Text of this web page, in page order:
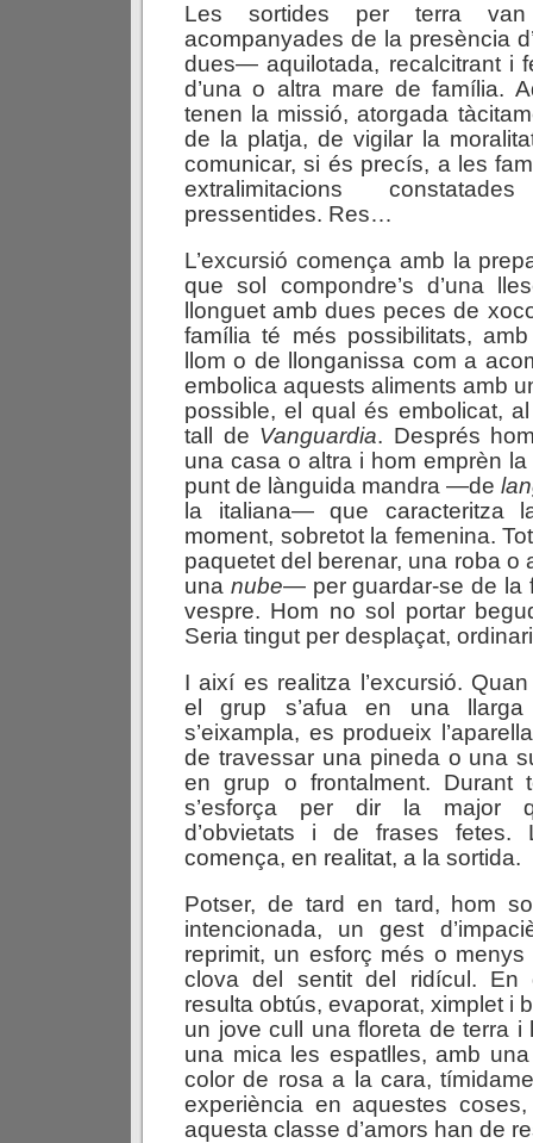
Les sortides per terra van
acompanyades de la presència
dues— aquilotada, recalcitrant i
d’una o altra mare de família.
tenen la missió, atorgada
de la platja, de vigilar la
comunicar, si és precís, a les
extralimitacions
pressentides. Res…
L’excursió comença amb la
que sol compondre’s d’una
llonguet amb dues peces de
família té més possibilitats,
llom o de llonganissa com a
embolica aquests aliments amb
possible, el qual és embolicat,
tall de Vanguardia. Després
una casa o altra i hom emprèn
punt de lànguida mandra —de
la italiana— que caracteritza
moment, sobretot la femenina.
paquetet del berenar, una roba
una nube— per guardar-se de la
vespre. Hom no sol portar
Seria tingut per desplaçat,
I així es realitza l’excursió.
el grup s’afua en una
s’eixampla, es produeix
de travessar una pineda o una
en grup o frontalment. Durant
s’esforça per dir la major
d’obvietats i de frases fetes.
comença, en realitat, a la sortida.
Potser, de tard en tard, hom
intencionada, un gest
reprimit, un esforç més o
clova del sentit del ridícul. En
resulta obtús, evaporat, ximplet i
un jove cull una floreta de terra i
una mica les espatlles, amb
color de rosa a la cara,
experiència en aquestes
aquesta classe d’amors han de